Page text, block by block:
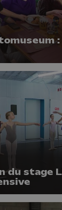
du stage